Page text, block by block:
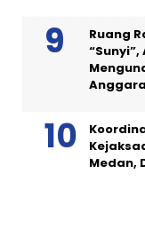
Ruang
“Sunyi”,
Medan,